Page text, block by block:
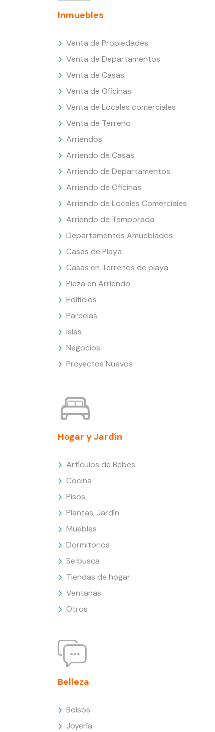
Inmuebles
Venta de Propiedades
Venta de Departamentos
Venta de Casas
Venta de Oficinas
Venta de Locales comerciales
Venta de Terreno
Arriendos
Arriendo de Casas
Arriendo de Departamentos
Arriendo de Oficinas
Arriendo de Locales Comerciales
Arriendo de Temporada
Departamentos Amueblados
Casas de Playa
Casas en Terrenos de playa
Pieza en Arriendo
Edificios
Parcelas
Islas
Negocios
Proyectos Nuevos
Hogar y Jardín
Artículos de Bebes
Cocina
Pisos
Plantas, Jardín
Muebles
Dormitorios
Se busca
Tiendas de hogar
Ventanas
Otros
Belleza
Bolsos
Joyería